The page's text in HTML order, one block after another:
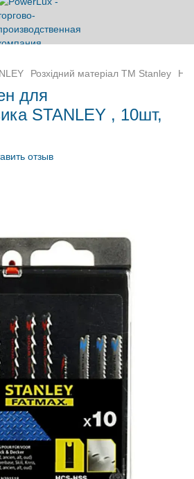
Розхідний матеріал ТМ Stanley
для
STANLEY , 10шт,
отзыв